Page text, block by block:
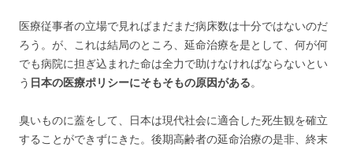
医療従事者の立場で見ればまだまだ病床数は十分ではないのだ
ろう。が、これは結局のところ、延命治療を是として、何が何
でも病院に担ぎ込まれた命は全力で助けなければならないとい
う 日本の医療ポリシーにそもそもの原因がある。
臭いものに蓋をして、日本は現代社会に適合した死生観を確立
することができずにきた。後期高齢者の延命治療の是非、終末